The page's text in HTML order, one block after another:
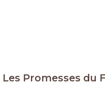
Promesses du